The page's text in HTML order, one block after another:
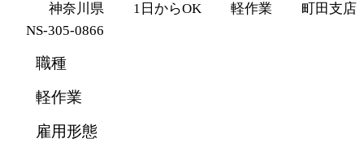
神奈川県 1日からOK 軽作業
町田支店
NS-305-0866
職種
軽作業
雇用形態